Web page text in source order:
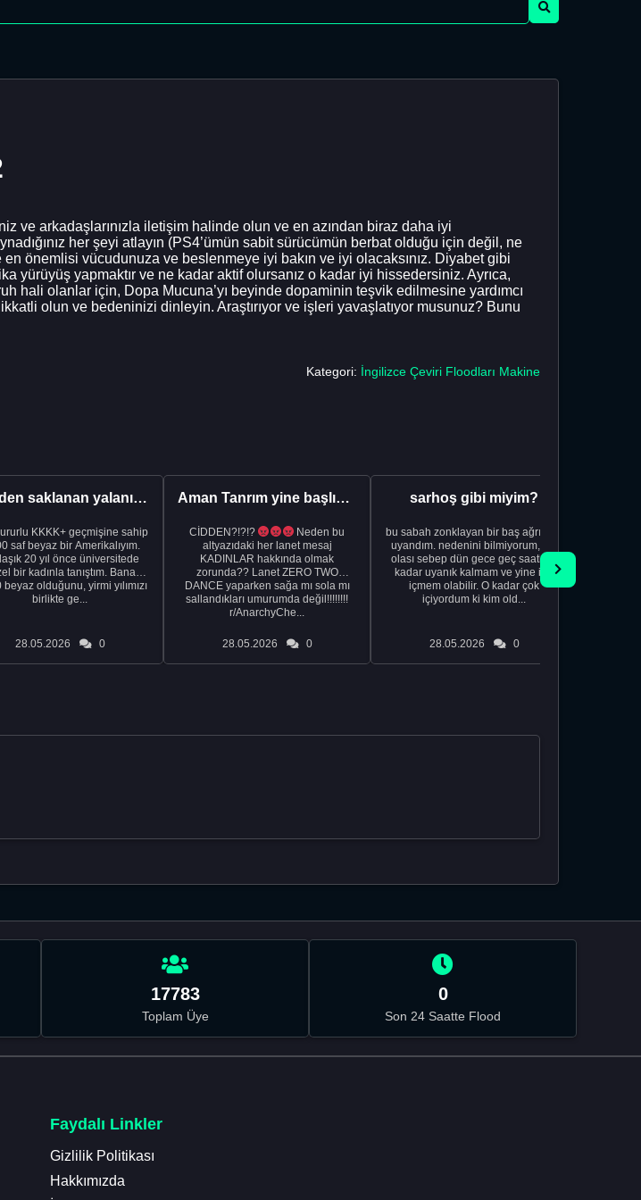
ve arkadaşlarınızla iletişim halinde olun ve en azından biraz daha iyi
her şeyi atlayın (PS4’ümün sabit sürücümün berbat olduğu için değil, ne
önemlisi vücudunuza ve beslenmeye iyi bakın ve iyi olacaksınız. Diyabet gibi
yürüyüş yapmaktır ve ne kadar aktif olursanız o kadar iyi hissedersiniz. Ayrıca,
olanlar için, Dopa Mucuna’yı beyinde dopaminin teşvik edilmesine yardımcı
olun ve bedeninizi dinleyin. Araştırıyor ve işleri yavaşlatıyor musunuz? Bunu
Kategori: İngilizce Çeviri Floodları Makine
Benden saklanan yalanı ortaya çıkardıktan sonra eşimden...
KKKK+ geçmişine sahip
saf beyaz bir Amerikalıyım.
20 yıl önce üniversitede
bir kadınla tanıştım. Bana
olduğunu, yirmi yılımızı
birlikte ge...
28.05.2026 0
Aman Tanrım yine başlıyoruz..
CİDDEN?!?!?
Neden bu
altyazıdaki her lanet mesaj
KADINLAR hakkında olmak
zorunda?? Lanet ZERO TWO
DANCE yaparken sağa mı sola mı
sallandıkları umurumda değil!!!!!!!!
r/AnarchyChe...
28.05.2026 0
sarhoş gibi miyim?
bu sabah zonklayan bir baş ağrısıyla
uyandım. nedenini bilmiyorum, tek
olası sebep dün gece geç saatlere
kadar uyanık kalmam ve yine içki
içmem olabilir. O kadar çok
içiyordum ki kim old...
28.05.2026 0
17783
Toplam Üye
0
Son 24 Saatte Flood
Faydalı Linkler
Gizlilik Politikası
Hakkımızda